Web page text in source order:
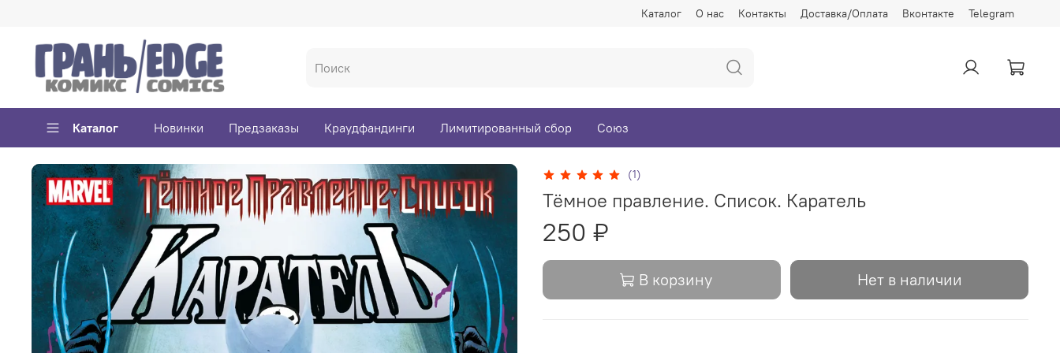
Каталог О нас Контакты Доставка/Оплата Вконтакте Telegram
Каталог Новинки Предзаказы Краудфандинги Лимитированный сбор Союз
(1)
Тёмное правление. Список. Каратель
250 ₽
В корзину Нет в наличии